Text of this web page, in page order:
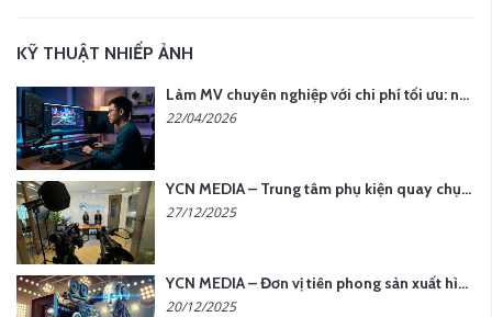
KỸ THUẬT NHIẾP ẢNH
Làm MV chuyên nghiệp với chi phí tối ưu: nên chọn quay thực tế hay video AI?
22/04/2026
YCN MEDIA – Trung tâm phụ kiện quay chụp tại Hà Nội
27/12/2025
YCN MEDIA – Đơn vị tiên phong sản xuất hình ảnh & âm thanh bằng AI tại Hà Nội
20/12/2025